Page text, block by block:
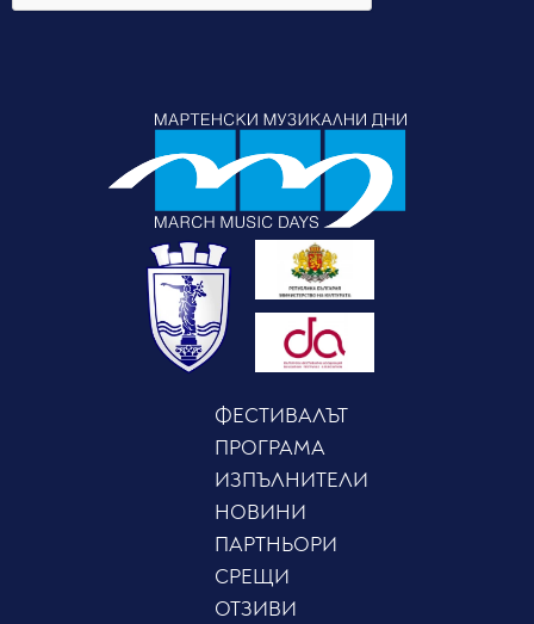
ФЕСТИВАЛЪТ
ПРОГРАМА
ИЗПЪЛНИТЕЛИ
НОВИНИ
ПАРТНЬОРИ
СРЕЩИ
ОТЗИВИ